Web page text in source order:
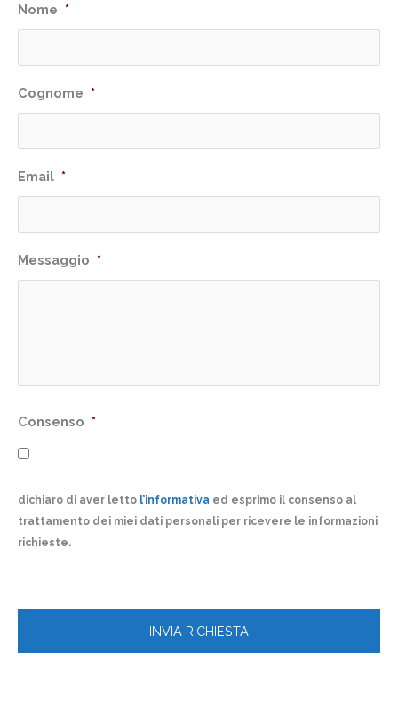
Nome *
Cognome *
Email *
Messaggio *
Consenso *
dichiaro di aver letto l’informativa ed esprimo il consenso al
trattamento dei miei dati personali per ricevere le informazioni
richieste.